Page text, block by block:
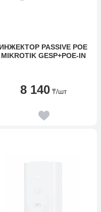
ИНЖЕКТОР PASSIVE POE
MIKROTIK GESP+POE-IN
8 140 ₸/шт